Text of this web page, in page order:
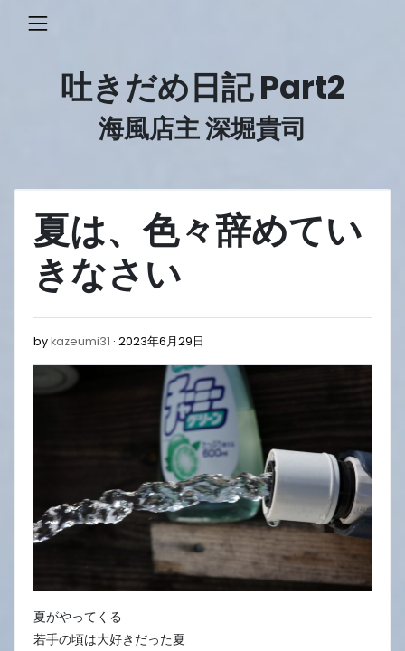
吐きだめ日記 Part2
海風店主 深堀貴司
夏は、色々辞めてい
きなさい
bykazeumi31 2023年6月29日
6
月
30
日
夏がやってくる
若手の頃は大好きだった夏